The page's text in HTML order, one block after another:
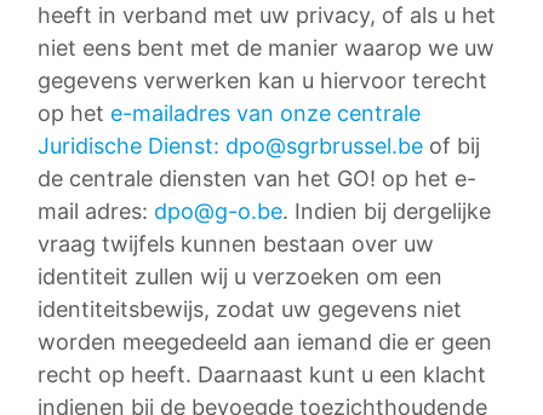
heeft in verband met uw privacy, of als u het
niet eens bent met de manier waarop we uw
gegevens verwerken kan u hiervoor terecht
op het e-mailadres van onze centrale
Juridische Dienst: dpo@sgrbrussel.be of bij
de centrale diensten van het GO! op het e-
mail adres: dpo@g-o.be. Indien bij dergelijke
vraag twijfels kunnen bestaan over uw
identiteit zullen wij u verzoeken om een
identiteitsbewijs, zodat uw gegevens niet
worden meegedeeld aan iemand die er geen
recht op heeft. Daarnaast kunt u een klacht
indienen bij de bevoegde toezichthoudende